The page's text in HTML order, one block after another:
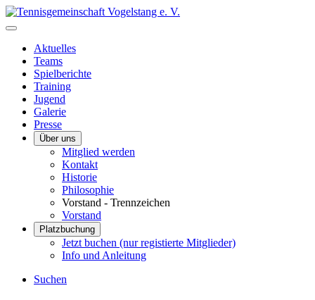
Aktuelles
Teams
Spielberichte
Training
Jugend
Galerie
Presse
Über uns
Mitglied werden
Kontakt
Historie
Philosophie
Vorstand - Trennzeichen
Vorstand
Platzbuchung
Jetzt buchen (nur registierte Mitglieder)
Info und Anleitung
Suchen